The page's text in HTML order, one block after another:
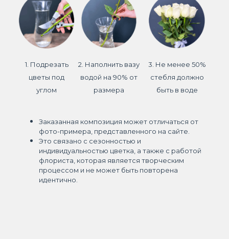
1. Подрезать
цветы под
углом
2. Наполнить вазу
водой на 90% от
размера
3. Не менее 50%
стебля должно
быть в воде
Заказанная композиция может отличаться от
фото-примера, представленного на сайте.
Это связано с сезонностью и
индивидуальностью цветка, а также с работой
флориста, которая является творческим
процессом и не может быть повторена
идентично.